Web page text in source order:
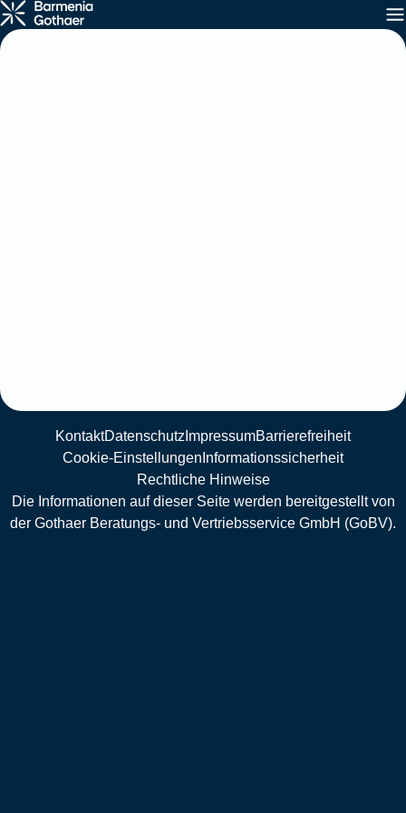
KontaktDatenschutz ImpressumBarrierefreiheit
Cookie-Einstellungen Informationssicherheit
Rechtliche Hinweise
Die Informationen auf dieser Seite werden bereitgestellt von
der Gothaer Beratungs- und Vertriebsservice GmbH (GoBV).